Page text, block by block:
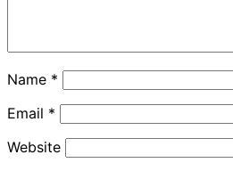
Name *
Email *
Website